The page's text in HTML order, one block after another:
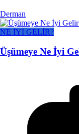
Derman
NE İYİ GELİR?
Üşümeye Ne İyi